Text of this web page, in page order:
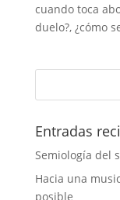
cuando toca
duelo?, ¿cómo
Entradas
Semiología del
Hacia una
posible